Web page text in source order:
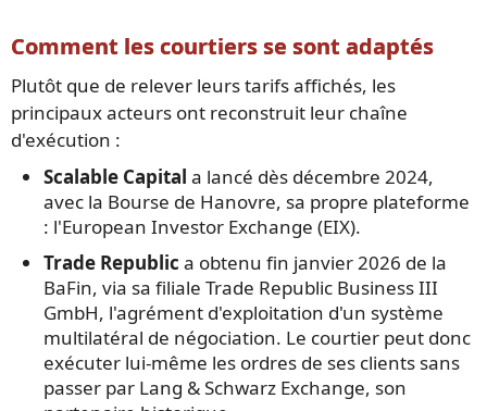
Comment les courtiers se sont adaptés
Plutôt que de relever leurs tarifs affichés, les
principaux acteurs ont reconstruit leur chaîne
d'exécution :
Scalable Capital a lancé dès décembre 2024,
avec la Bourse de Hanovre, sa propre plateforme
: l'European Investor Exchange (EIX).
Trade Republic a obtenu fin janvier 2026 de la
BaFin, via sa filiale Trade Republic Business III
GmbH, l'agrément d'exploitation d'un système
multilatéral de négociation. Le courtier peut donc
exécuter lui-même les ordres de ses clients sans
passer par Lang & Schwarz Exchange, son